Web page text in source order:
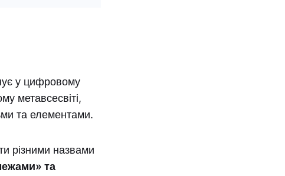
у цифровому
метавсесвіті,
та елементами.
різними назвами
та